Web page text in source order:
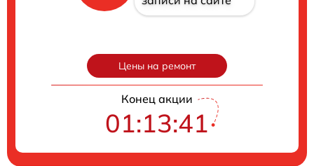
Цены на ремонт
Конец акции
01:13:40